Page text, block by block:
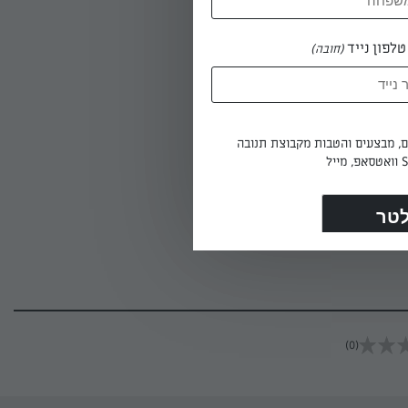
(0)
נייד(חובה)
מבצעים והטבות מקבוצת תנובה